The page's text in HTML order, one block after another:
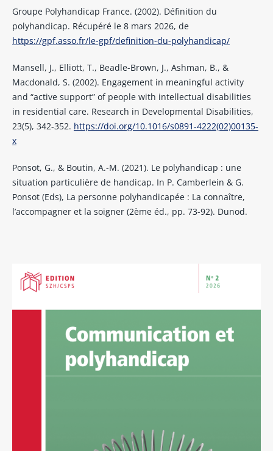
Groupe Polyhandicap France. (2002). Définition du
polyhandicap. Récupéré le 8 mars 2026, de
https://gpf.asso.fr/le-gpf/definition-du-polyhandicap/
Mansell, J., Elliott, T., Beadle-Brown, J., Ashman, B., &
Macdonald, S. (2002). Engagement in meaningful activity
and “active support” of people with intellectual disabilities
in residential care. Research in Developmental Disabilities,
23(5), 342-352. https://doi.org/10.1016/s0891-4222(02)00135-
x
Ponsot, G., & Boutin, A.-M. (2021). Le polyhandicap : une
situation particulière de handicap. In P. Camberlein & G.
Ponsot (Eds), La personne polyhandicapée : La connaître,
l’accompagner et la soigner (2ème éd., pp. 73-92). Dunod.